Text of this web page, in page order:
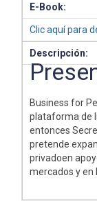
E-Book:
Clic aquí para
Descripción:
Business for
plataforma de
entonces
pretende
privadoen
mercados y en